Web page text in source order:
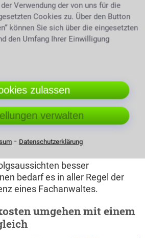
Ohne abgeschlossenes
Jurastudium darf man
keine Einsicht in die
Akten der
in Bischofsheim ist es ein
oder einen
zu beschaffen. Hier kann der
schnell helfen.
Erfolgsaussichten
besser
bedarf es in aller Regel der
eines Fachanwaltes.
umgehen mit einem
Verwendung der von uns für die
Cookies zu. Über den Button
können Sie sich über die eingesetzten
den Umfang Ihrer Einwilligung
zulassen
verwalten
⁃ Datenschutzerklärung